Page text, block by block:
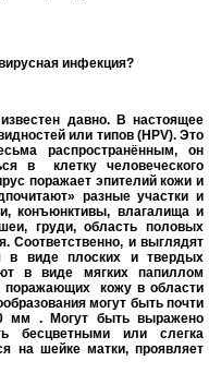
инфекция?
известен давно. В настоящее
или типов (HPV). Это
распространённым, он
в
клетку человеческого
поражает эпителий кожи и
разные участки и
конъюнктивы, влагалища и
груди, область половых
Соответственно, и выглядят
в виде плоских и твердых
в виде мягких папиллом
поражающих
кожу в области
могут быть почти
мм . Могут быть выражено
бесцветными или слегка
на шейке матки, проявляет